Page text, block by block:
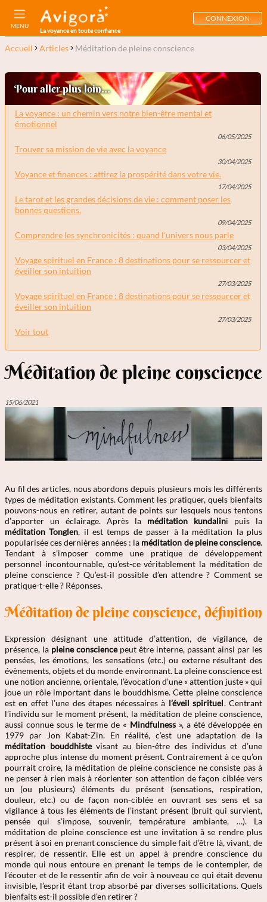
MENU
La voyance en toute confiance
CONNEXION
Accueil Articles Méditation de pleine conscience
Pour aller plus loin...
La voyance : un chemin vers notre bien-être mental et
émotionnel
06/05/2025
Trouver sa mission de vie avec la voyance
30/04/2025
Voyance et finances : attirez la prospérité dans votre vie.
17/04/2025
Le tarot et les grandes décisions de vie : comment poser les
bonnes questions.
09/04/2025
Comprendre les synchronicités : quand l'univers nous parle
03/04/2025
Voyage spirituel en France : 8 destinations pour se ressourcer et
éveiller son intuition
27/03/2025
Voyage spirituel en France : 8 destinations pour se ressourcer et
éveiller son intuition
27/03/2025
Voir tout
Méditation de pleine conscience
15/06/2021
Au fil des articles, nous abordons depuis plusieurs mois les différents
types de méditation existants. Comment les pratiquer, quels bienfaits
pouvons-nous en retirer, autant de points sur lesquels nous tentons
d’apporter un éclairage. Après la méditation kundalini puis la
méditation Tonglen, il est temps de passer à la méditation la plus
popularisée ces dernières années : la méditation de pleine conscience.
Tendant à s’imposer comme une pratique de développement
personnel incontournable, qu’est-ce véritablement la méditation de
pleine conscience ? Qu’est-il possible d’en attendre ? Comment se
pratique-t-elle ? Réponses.
Méditation de pleine conscience, définition
Expression désignant une attitude d’attention, de vigilance, de
présence, la pleine consciencepeut être interne, passant ainsi par les
pensées, les émotions, les sensations (etc.) ou externe résultant des
évènements, objets et du monde environnant. La pleine conscience est
une notion ancienne, orientale, l’évocation d’une « attention juste » qui
joue un rôle important dans le bouddhisme. Cette pleine conscience
est en effet l’une des étapes nécessaires à l’éveil spirituel. Centrant
l’individu sur le moment présent, la méditation de pleine conscience,
aussi connue sous le terme de « Mindfulness», a été développée en
1979 par Jon Kabat-Zin. En réalité, c’est une adaptation de la
méditation bouddhistevisant au bien-être des individus et d’une
approche plus intense du moment présent. Contrairement à ce qu’on
pourrait croire, la méditation de pleine conscience ne consiste pas à
ne penser à rien mais à réorienter son attention de façon ciblée vers
un (ou plusieurs) éléments du présent (sensations, respiration,
douleur, etc.) ou de façon non-ciblée en ouvrant ses sens et sa
vigilance à tous les éléments de l’instant présent (bruit qui survient,
pensée qui s’impose, souvenir, température ambiante, …). La
méditation de pleine conscience est une invitation à se rendre plus
présent à soi en prenant conscience du simple fait d’être là, vivant, de
respirer, de ressentir. Elle est un appel à prendre conscience du
monde qui nous entoure en prenant le temps de le contempler, de
l’écouter et de le ressentir afin de voir à nouveau ce qui était devenu
invisible, l’esprit étant trop absorbé par diverses sollicitations. Quels
bienfaits est-il possible d’en retirer ?